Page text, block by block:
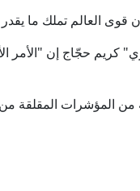
مجموعه بـ12187 رأسا حربيا، يوجد حوالي 9745 منها داخل
كريم حجّاج إن "الأمر
المؤشرات المقلقة من